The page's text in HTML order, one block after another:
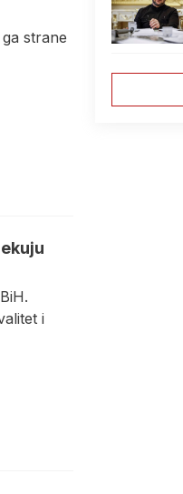
strane
i